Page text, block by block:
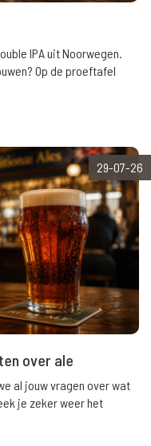
IPA uit Noorwegen.
Op de proeftafel
29-07-26
over ale
al jouw vragen over wat
je zeker weer het